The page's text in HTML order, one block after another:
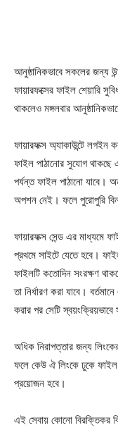
আনুষ্ঠানিকভাবে সকলের জন্য
ফায়ারফক্সের ফাইল শেয়ারি
থাকলেও মঙ্গলবার
ফায়ারফক্স অ্যাকাউন্টে লগইন
ফাইল পাঠানোর সুযোগ
পর্যন্ত ফাইল পাঠানো যাবে।
অপশন নেই। ফলে পুরোপুরি
ফায়ারফক্স সেন্ড এর মাধ্যমে
প্রথমে সাইটে যেতে হবে।
ফাইলটি কতোদিন সংরক্ষণ
তা নির্ধারণ করা যাবে।
করার পর সেটি স্বয়ংক্রিয়ভাবে
অধিক নিরাপত্তার জন্য
ফলে কেউ ঐ লিংকে ঢুকে
প্রয়োজন হবে।
এই সেবায় কোনো বিরক্তিকর